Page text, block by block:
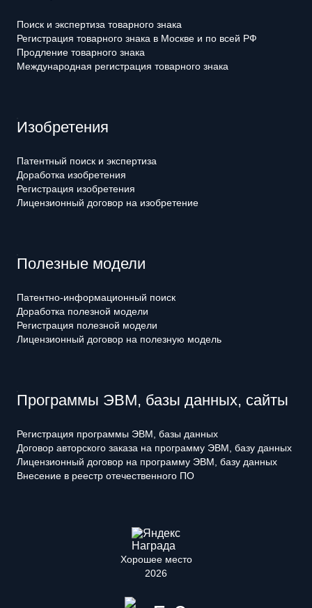
Поиск и экспертиза товарного знака
Регистрация товарного знака в Москве и по всей РФ
Продление товарного знака
Международная регистрация товарного знака
Изобретения
Патентный поиск и экспертиза
Доработка изобретения
Регистрация изобретения
Лицензионный договор на изобретение
Полезные модели
Патентно-информационный поиск
Доработка полезной модели
Регистрация полезной модели
Лицензионный договор на полезную модель
Программы ЭВМ, базы данных, сайты
Регистрация программы ЭВМ, базы данных
Договор авторского заказа на программу ЭВМ, базу данных
Лицензионный договор на программу ЭВМ, базу данных
Внесение в реестр отечественного ПО
Хорошее место
2026